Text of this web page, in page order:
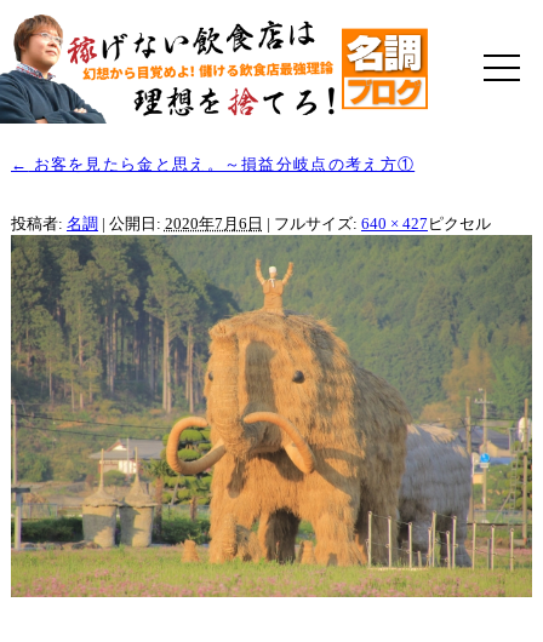
← お客を見たら金と思え。～損益分岐点の考え方①
投稿者: 名調 | 公開日: 2020年7月6日 | フルサイズ: 640 × 427 ピクセル